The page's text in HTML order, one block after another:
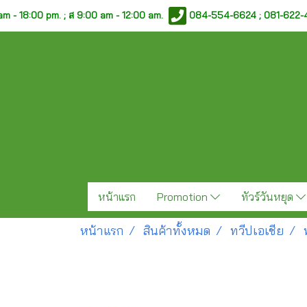
- 18:00 pm. ;ส 9:00 am - 12:00 am. 084-554-6624 ; 081-
หน้าแรก Promotion ทัวร์วันหยุด
หน้าแรก สินค้าทั้งหมด ทวีปเอเชีย